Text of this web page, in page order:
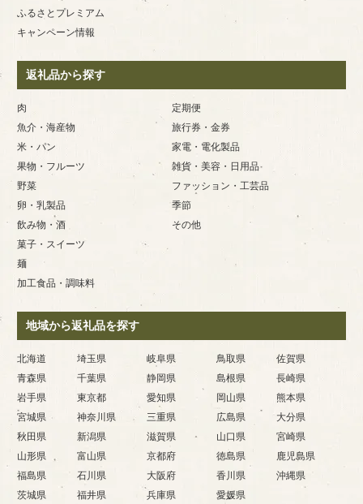
ふるさとプレミアム
キャンペーン情報
返礼品から探す
肉
魚介・海産物
米・パン
果物・フルーツ
野菜
卵・乳製品
飲み物・酒
菓子・スイーツ
麺
加工食品・調味料
定期便
旅行券・金券
家電・電化製品
雑貨・美容・日用品
ファッション・工芸品
季節
その他
地域から返礼品を探す
北海道
青森県
岩手県
宮城県
秋田県
山形県
福島県
茨城県
埼玉県
千葉県
東京都
神奈川県
新潟県
富山県
石川県
福井県
岐阜県
静岡県
愛知県
三重県
滋賀県
京都府
大阪府
兵庫県
鳥取県
島根県
岡山県
広島県
山口県
徳島県
香川県
愛媛県
佐賀県
長崎県
熊本県
大分県
宮崎県
鹿児島県
沖縄県